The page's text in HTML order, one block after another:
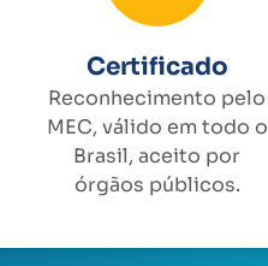
Certificado
Reconhecimento pelo
MEC, válido em todo o
Brasil, aceito por
órgãos públicos.